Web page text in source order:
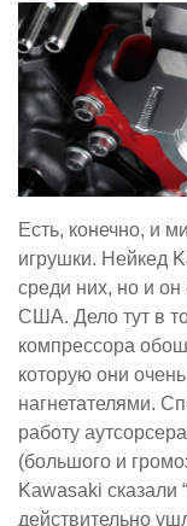
Есть, конечно, и
игрушки. Нейкед
среди них, но и
США. Дело тут в
компрессора
которую они
нагнетателями.
работу
(большого и
Kawasaki
действительно